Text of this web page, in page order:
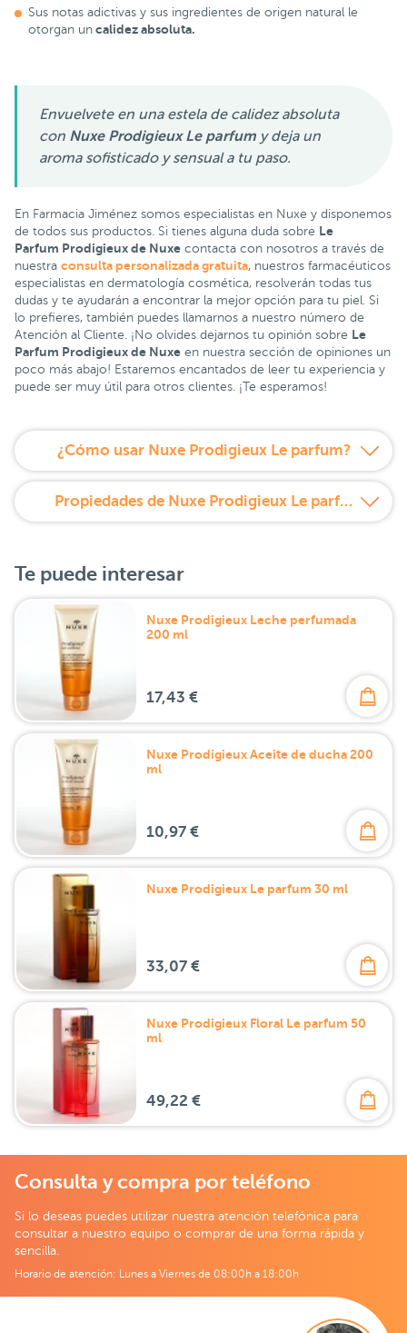
Sus notas adictivas y sus ingredientes de origen natural le
otorgan un calidez absoluta.
Envuelvete en una estela de calidez absoluta
con Nuxe Prodigieux Le parfum y deja un
aroma sofisticado y sensual a tu paso.
En Farmacia Jiménez somos especialistas en Nuxe y disponemos
de todos sus productos. Si tienes alguna duda sobre Le
Parfum Prodigieux de Nuxe contacta con nosotros a través de
nuestra consulta personalizada gratuita, nuestros farmacéuticos
especialistas en dermatología cosmética, resolverán todas tus
dudas y te ayudarán a encontrar la mejor opción para tu piel. Si
lo prefieres, también puedes llamarnos a nuestro número de
Atención al Cliente. ¡No olvides dejarnos tu opinión sobre Le
Parfum Prodigieux de Nuxe en nuestra sección de opiniones un
poco más abajo! Estaremos encantados de leer tu experiencia y
puede ser muy útil para otros clientes. ¡Te esperamos!
¿Cómo usar Nuxe Prodigieux Le parfum?
Propiedades de Nuxe Prodigieux Le parfum
Te puede interesar
Nuxe Prodigieux Leche perfumada
200 ml
17,43 €
Nuxe Prodigieux Aceite de ducha 200
ml
10,97 €
Nuxe Prodigieux Le parfum 30 ml
33,07 €
Nuxe Prodigieux Floral Le parfum 50
ml
49,22 €
Consulta y compra por teléfono
Si lo deseas puedes utilizar nuestra atención telefónica para
consultar a nuestro equipo o comprar de una forma rápida y
sencilla.
Horario de atención: Lunes a Viernes de 08:00h a 18:00h